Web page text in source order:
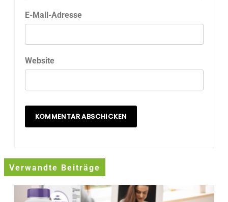
E-Mail-Adresse
Website
Verwandte Beiträge